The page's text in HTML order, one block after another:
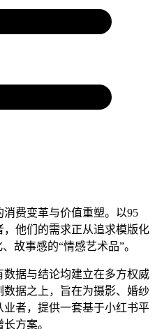
费变革与价值重塑。以95
他们的需求正从追求模版化
故事感的“情感艺术品”。
据与结论均建立在多方权威
据之上，旨在为摄影、婚纱
者，提供一套基于小红书平
方案。